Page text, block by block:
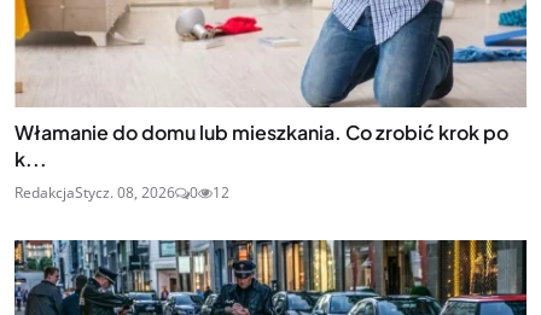
Włamanie do domu lub mieszkania. Co zrobić krok po
k...
RedakcjaStycz. 08, 2026 0 12